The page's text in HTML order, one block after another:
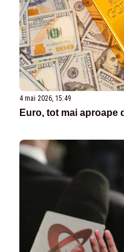
4 mai 2026, 15:49
Euro, tot mai aproape